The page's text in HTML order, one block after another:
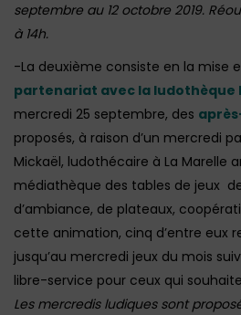
septembre au 12 octobre 2019.
à 14h.
-La deuxième consiste en la mise
partenariat avec la ludothèque
mercredi 25 septembre, des
proposés, à raison d’un mercredi
Mickaël, ludothécaire à La Marelle
médiathèque des tables de jeux
d’ambiance, de plateaux,
cette animation, cinq d’entre eux
jusqu’au mercredi jeux du mois
libre-service pour ceux qui
Les mercredis ludiques sont